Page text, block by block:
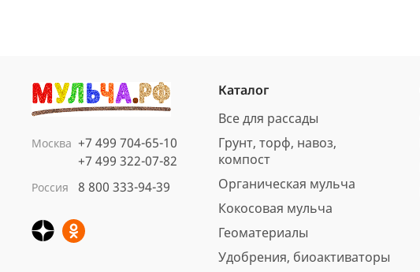
нефракционная, 60 л
Арт.: 4691
Москва +7 499 704-65-10
+7 499 322-07-82
Россия 8 800 333-94-39
Каталог
Все для рассады
Грунт, торф, навоз,
компост
Органическая мульча
Кокосовая мульча
Геоматериалы
Удобрения, биоактиваторы